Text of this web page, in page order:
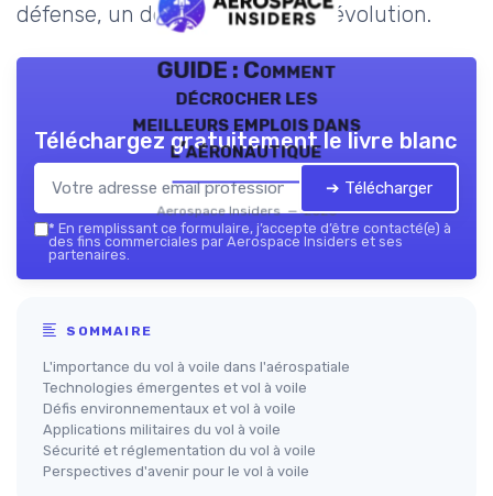
défense, un domaine en pleine évolution.
GUIDE : Comment
décrocher les
meilleurs emplois dans
l’aéronautique
Aerospace Insiders — 2026
Téléchargez gratuitement le livre blanc
➔ Télécharger
* En remplissant ce formulaire, j’accepte d’être contacté(e) à
des fins commerciales par Aerospace Insiders et ses
partenaires.
SOMMAIRE
L'importance du vol à voile dans l'aérospatiale
Technologies émergentes et vol à voile
Défis environnementaux et vol à voile
Applications militaires du vol à voile
Sécurité et réglementation du vol à voile
Perspectives d'avenir pour le vol à voile